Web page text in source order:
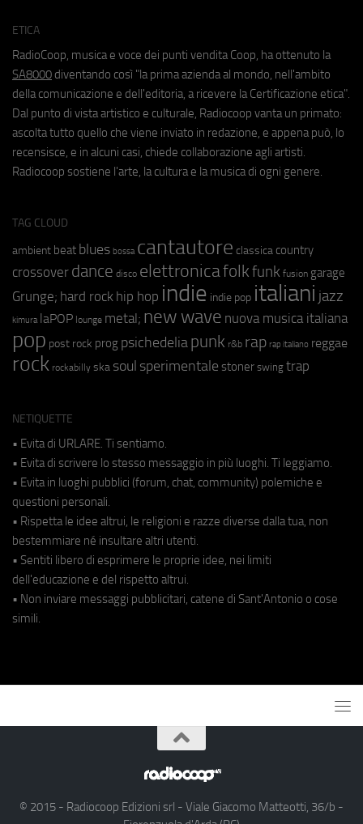
ETICA
RadioCoop, musica e voce dei punti vendita Coop, ha ottenuto la
SA8000 diventando così "la prima azienda al mondo, nell'ambito
della comunicazione e dell'editoria, a ricevere la Certificazione etica".
Dal punto di vista artistico e culturale, Radiocoop vanta un primato:
ascolta tutto quello che viene inviato in redazione, e appena può, lo
recensisce, e in alcuni casi, chiede collaborazione agli artisti.
Radiocoop sostiene l'arte, la cultura e la musica di ogni genere.
TAG CLOUD
ambient beat blues bossa cantautore classica country
crossover dance disco elettronicafolkfunk fusion garage
Grunge; hard rock hip hop indie indie pop italiani jazz
kimura laPOP lounge metal; new wave nuova musica italiana
pop post rock prog psichedeliapunk r&b rap rap italiano reggae
rock rockabilly ska soul sperimentale stoner swing trap
NETIQUETTE
• Evita di URLARE. Ti sentiamo.
• Evita di scrivere lo stesso messaggio in più luoghi. Ti leggiamo.
• Evita in luoghi pubblici (forum, chat, community) polemiche e
questioni personali.
• Rispetta le idee altrui, le religioni e razze diverse dalla tua, non
bestemmiare né insultare altri utenti.
• Sentiti libero di esprimere le proprie idee, nei limiti
dell'educazione e del rispetto altrui.
• Non inviare messaggi pubblicitari, catene di Sant'Antonio o cose
simili.
© 2015 - Radiocoop Edizioni srl - Viale Giacomo Matteotti, 36/b -